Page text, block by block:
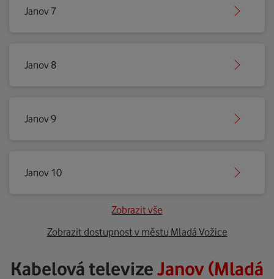
Janov 7
Janov 8
Janov 9
Janov 10
Zobrazit vše
Zobrazit dostupnost v městu Mladá Vožice
Kabelová televizeJanov (Mladá